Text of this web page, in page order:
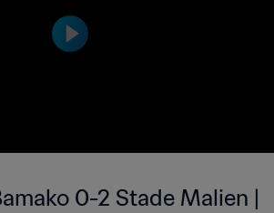
0-2 Stade Malien |